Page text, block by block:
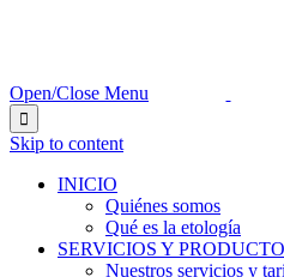
Open/Close Menu

Skip to content
INICIO
Quiénes somos
Qué es la etología
SERVICIOS Y
Nuestros servicios y